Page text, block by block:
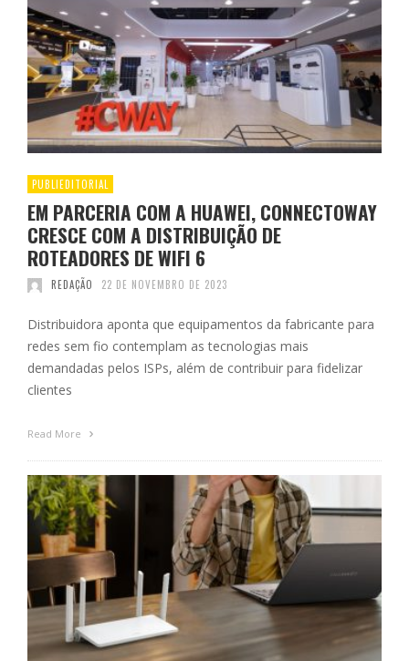
PUBLIEDITORIAL
EM PARCERIA COM A HUAWEI, CONNECTOWAY
CRESCE COM A DISTRIBUIÇÃO DE
ROTEADORES DE WIFI 6
REDAÇÃO 22 DE NOVEMBRO DE 2023
Distribuidora aponta que equipamentos da fabricante para
redes sem fio contemplam as tecnologias mais
demandadas pelos ISPs, além de contribuir para fidelizar
clientes
Read More